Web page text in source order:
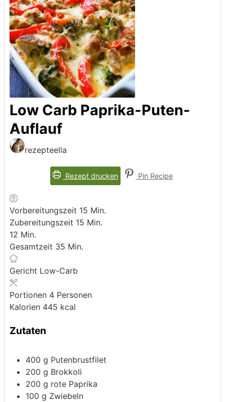
Low Carb Paprika-Puten-
Auflauf
rezepteella
Rezept drucken Pin Recipe
Vorbereitungszeit 15 Minuten
Min.
Zubereitungszeit 15 Minuten
Min.
12 Minuten
Min.
Gesamtzeit 35 Minuten
Min.
Gericht Low-Carb
Portionen 4 Personen
Kalorien 445 kcal
Zutaten
400 g Putenbrustfilet
200 g Brokkoli
200 g rote Paprika
100 g Zwiebeln